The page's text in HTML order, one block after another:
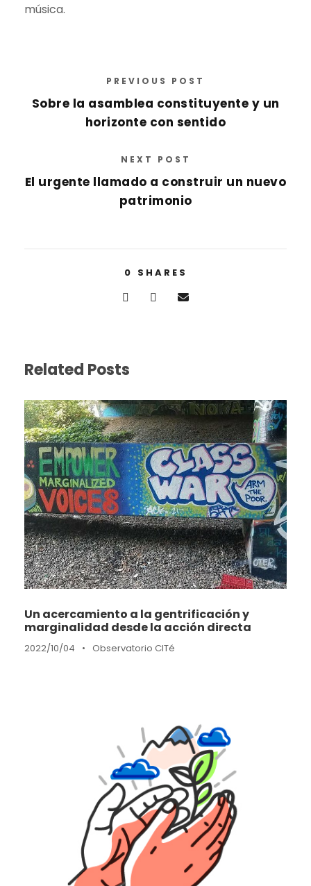
música.
PREVIOUS POST
Sobre la asamblea constituyente y un
horizonte con sentido
NEXT POST
El urgente llamado a construir un nuevo
patrimonio
0 SHARES
Related Posts
Un acercamiento a la gentrificación y
marginalidad desde la acción directa
2022/10/04 • Observatorio CITé